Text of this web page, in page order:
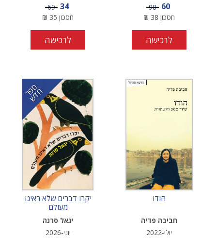
מחיר מבצע
60 מחיר
98
חסכון 38
₪
לרכישה
מחיר מבצע
34 מחיר
69
חסכון 35
₪
לרכישה
הודו
חביבה פדיה
יולי-2022
ס
פ
ר
ח
ד
ש
יקרו דברים שלא ראינו
מעולם
יגאל סרנה
יוני-2026